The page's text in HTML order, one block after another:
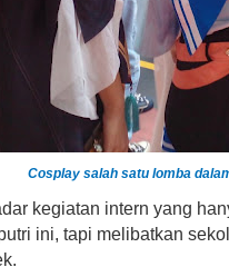
Cosplay salah satu lomba
kegiatan intern yang
ini, tapi melibatkan